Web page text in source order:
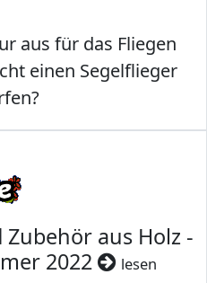
aus für das Fliegen
einen Segelflieger
aus Holz -
2022
lesen